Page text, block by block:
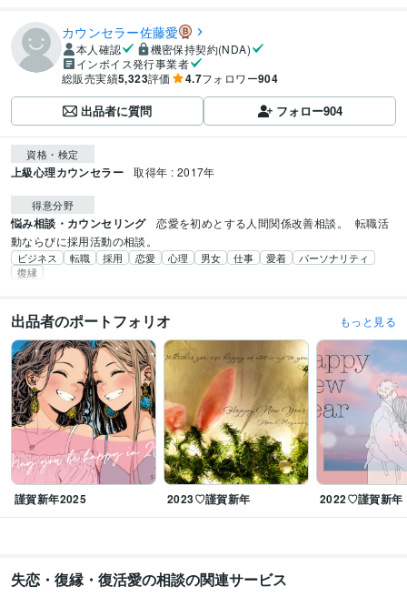
カウンセラー佐藤愛
本人確認
機密保持契約(NDA)
インボイス発行事業者
総販売実績5,323評価 4.7フォロワー904
出品者に質問 フォロー904
資格・検定
上級心理カウンセラー 取得年 : 2017年
得意分野
悩み相談・カウンセリング 恋愛を初めとする人間関係改善相談。
転職活
動ならびに採用活動の相談。
ビジネス 転職 採用 恋愛 心理 男女 仕事 愛着
パーソナリティ
復縁
出品者のポートフォリオ もっと見る
謹賀新年2025 2023♡謹賀新年 2022♡謹賀新年
失恋・復縁・復活愛の相談の関連サービス